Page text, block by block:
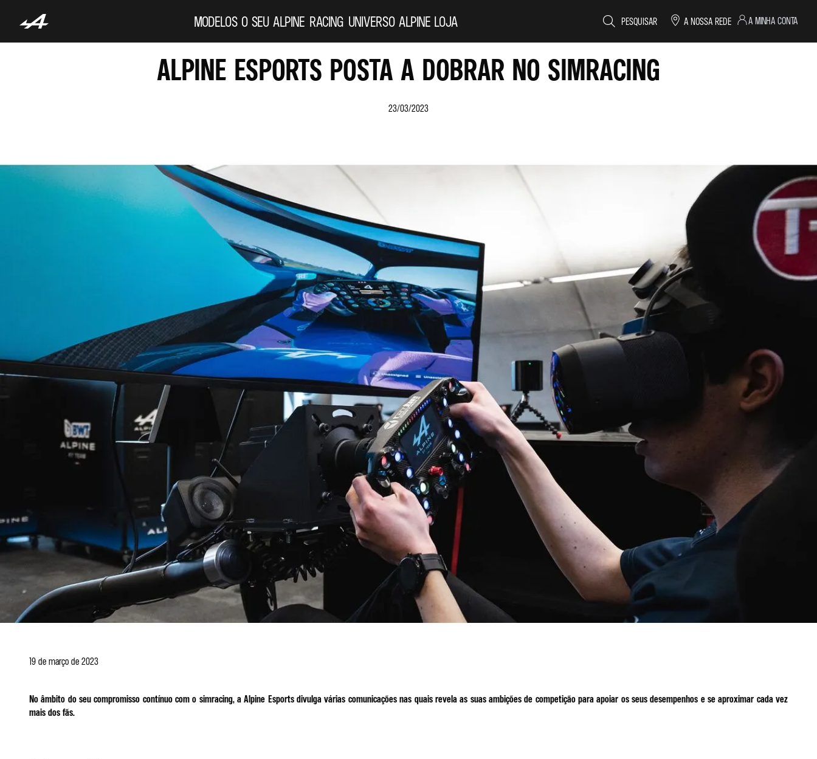
MODELOS O SEU ALPINE RACING UNIVERSO ALPINE LOJA PESQUISAR A NOSSA REDE A MINHA CONTA
ALPINE ESPORTS POSTA A DOBRAR NO SIMRACING
23/03/2023
19 de março de 2023
No âmbito do seu compromisso contínuo com o simracing, a Alpine Esports divulga várias comunicações nas quais revela as suas ambições de competição para apoiar os seus desempenhos e se aproximar cada vez
mais dos fãs.